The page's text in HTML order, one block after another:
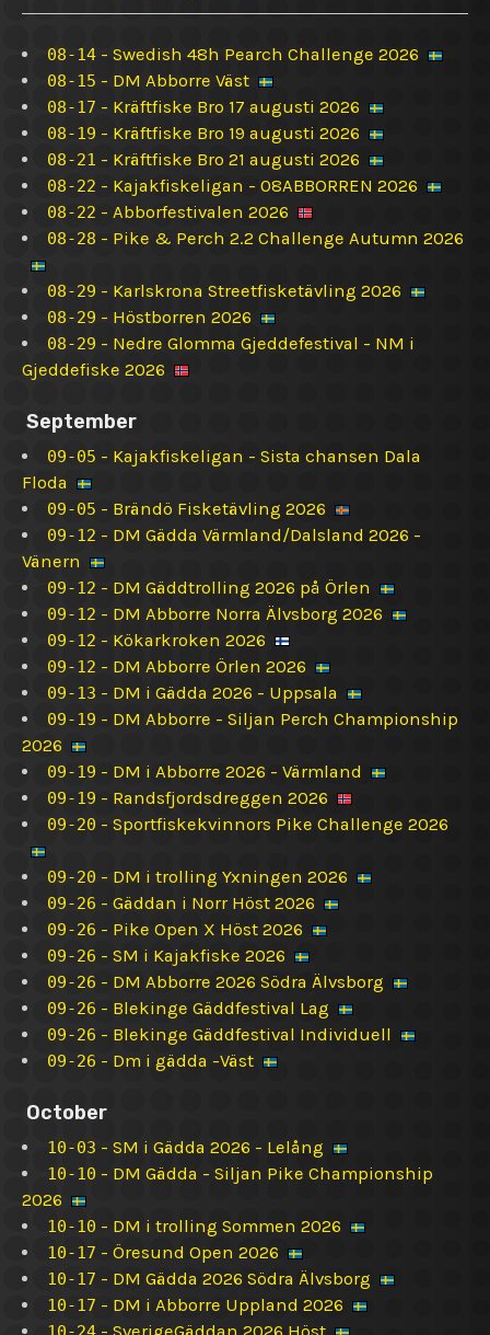
08-14- Swedish 48h Pearch Challenge 2026
08-15 - DM Abborre Väst
08-17 - Kräftfiske Bro 17 augusti 2026
08-19 - Kräftfiske Bro 19 augusti 2026
08-21 - Kräftfiske Bro 21 augusti 2026
08-22 - Kajakfiskeligan - 08ABBORREN 2026
08-22 - Abborfestivalen 2026
08-28 - Pike & Perch 2.2 Challenge Autumn 2026
08-29 - Karlskrona Streetfisketävling 2026
08-29 - Höstborren 2026
08-29 - Nedre Glomma Gjeddefestival - NM i
Gjeddefiske 2026
September
09-05 - Kajakfiskeligan - Sista chansen Dala
Floda
09-05 - Brändö Fisketävling 2026
09-12 - DM Gädda Värmland/Dalsland 2026 -
Vänern
09-12 - DM Gäddtrolling 2026 på Örlen
09-12 - DM Abborre Norra Älvsborg 2026
09-12 - Kökarkroken 2026
09-12 - DM Abborre Örlen 2026
09-13 - DM i Gädda 2026 - Uppsala
09-19 - DM Abborre - Siljan Perch Championship
2026
09-19 - DM i Abborre 2026 - Värmland
09-19 - Randsfjordsdreggen 2026
09-20 - Sportfiskekvinnors Pike Challenge 2026
09-20 - DM i trolling Yxningen 2026
09-26 - Gäddan i Norr Höst 2026
09-26 - Pike Open X Höst 2026
09-26 - SM i Kajakfiske 2026
09-26 - DM Abborre 2026 Södra Älvsborg
09-26 - Blekinge Gäddfestival Lag
09-26 - Blekinge Gäddfestival Individuell
09-26 - Dm i gädda -Väst
October
10-03 - SM i Gädda 2026 - Lelång
10-10 - DM Gädda - Siljan Pike Championship
2026
10-10 - DM i trolling Sommen 2026
10-17 - Öresund Open 2026
10-17 - DM Gädda 2026 Södra Älvsborg
10-17 - DM i Abborre Uppland 2026